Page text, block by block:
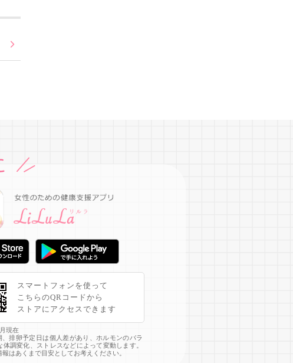
スマートフォンを使って
こちらのQRコードから
ストアにアクセスできます
現在
排卵予定日は個人差があり、ホルモンのバラ
体調変化、ストレスなどによって変動します。
はあくまで目安としてお考えください。